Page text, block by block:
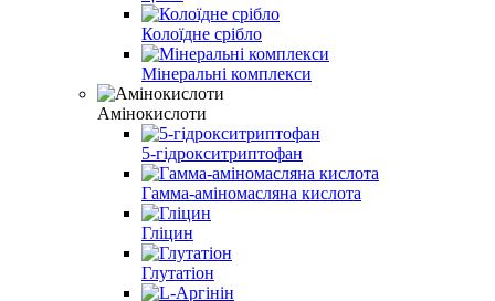
Колоїдне срібло
Мінеральні комплекси
Амінокислоти
5-гідрокситриптофан
Гамма-аміномасляна кислота
Гліцин
Глутатіон